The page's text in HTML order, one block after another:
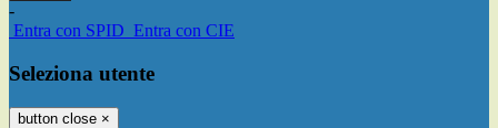
-
Entra con SPID Entra con CIE
Seleziona utente
button close ×